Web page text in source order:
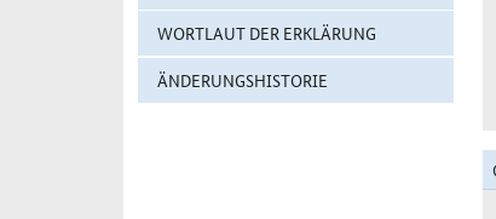
WORTLAUT DER ERKLÄRUNG
ÄNDERUNGSHISTORIE